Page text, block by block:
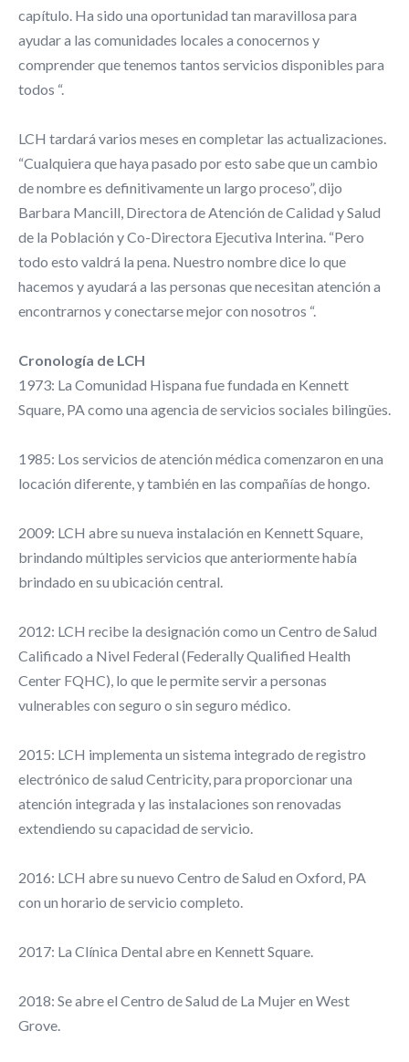
capítulo. Ha sido una oportunidad tan maravillosa para
ayudar a las comunidades locales a conocernos y
comprender que tenemos tantos servicios disponibles para
todos “.
LCH tardará varios meses en completar las actualizaciones.
“Cualquiera que haya pasado por esto sabe que un cambio
de nombre es definitivamente un largo proceso”, dijo
Barbara Mancill, Directora de Atención de Calidad y Salud
de la Población y Co-Directora Ejecutiva Interina. “Pero
todo esto valdrá la pena. Nuestro nombre dice lo que
hacemos y ayudará a las personas que necesitan atención a
encontrarnos y conectarse mejor con nosotros “.
Cronología de LCH
1973: La Comunidad Hispana fue fundada en Kennett
Square, PA como una agencia de servicios sociales bilingües.
1985: Los servicios de atención médica comenzaron en una
locación diferente, y también en las compañías de hongo.
2009: LCH abre su nueva instalación en Kennett Square,
brindando múltiples servicios que anteriormente había
brindado en su ubicación central.
2012: LCH recibe la designación como un Centro de Salud
Calificado a Nivel Federal (Federally Qualified Health
Center FQHC), lo que le permite servir a personas
vulnerables con seguro o sin seguro médico.
2015: LCH implementa un sistema integrado de registro
electrónico de salud Centricity, para proporcionar una
atención integrada y las instalaciones son renovadas
extendiendo su capacidad de servicio.
2016: LCH abre su nuevo Centro de Salud en Oxford, PA
con un horario de servicio completo.
2017: La Clínica Dental abre en Kennett Square.
2018: Se abre el Centro de Salud de La Mujer en West
Grove.